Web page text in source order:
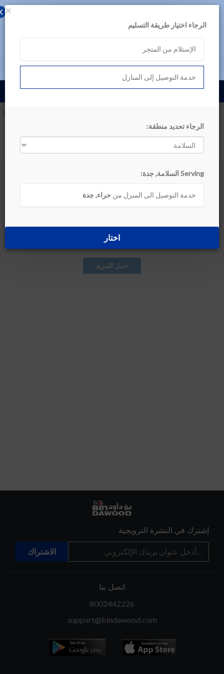
لتجربة أفضل، تصفح المنتجات عبر التطبيق
الإلكترونيات و ملحقاتها
ترتيب حسب
حمل المزيد
إشترك في النشرة الترويجية
اتصل بنا
8002442226
support@bindawood.com
×
الرجاء اختيار طريقة التسليم
الإستلام من المتجر
خدمة التوصيل إلى المنازل
الرجاء تحديد منطقة:
Serving السلامة, جدة:
خدمة التوصيل الى المنزل من حراء, جدة
اختار